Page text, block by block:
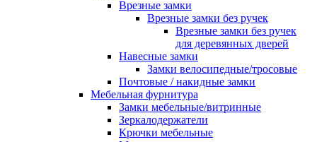
Врезные замки
Врезные замки без ручек
Врезные замки без ручек
для деревянных дверей
Навесные замки
Замки велосипедные/тросовые
Почтовые / накидные замки
Мебельная фурнитура
Замки мебельные/витринные
Зеркалодержатели
Крючки мебельные